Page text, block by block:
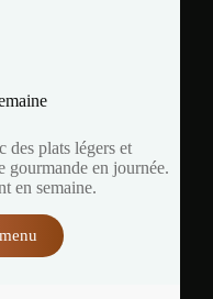
des plats légers et
gourmande en journée.
en semaine.